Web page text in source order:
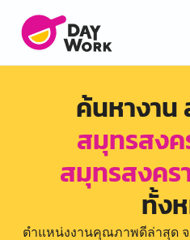
ค้นหางาน
สมุทรสงค
สมุทรสงคร
ทั้ง
ตำแหน่งงานคุณภาพดีล่าสุด